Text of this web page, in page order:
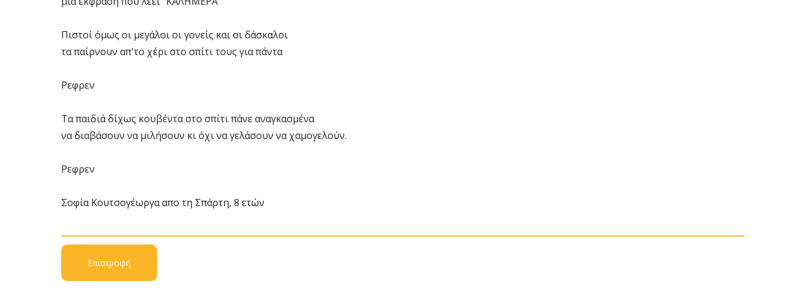
Πιστοί όμως οι μεγάλοι οι γονείς και οι δάσκαλοι
τα παίρνουν απ'το χέρι στο σπίτι τους για πάντα
Ρεφρεν
Τα παιδιά δίχως κουβέντα στο σπίτι πάνε αναγκασμένα
να διαβάσουν να μιλήσουν κι όχι να γελάσουν να χαμογελούν.
Ρεφρεν
Σοφία Κουτσογέωργα απο τη Σπάρτη, 8 ετών
Επιστροφή